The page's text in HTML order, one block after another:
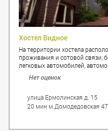
Хостел Видное
На территории хостела
проживания и сотовой связи,
легковых автомобилей,
оборудованное место для
Нет оценок
улица Ермолинская д. 15
20 мин м.Домодедовская